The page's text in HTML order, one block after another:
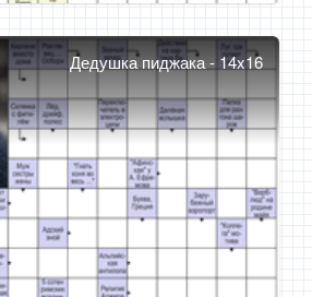
Дедушка пиджака - 14x16